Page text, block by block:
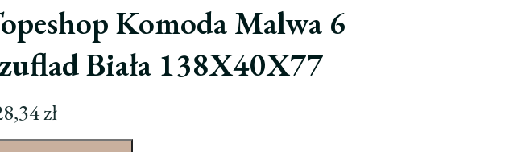
Komoda Malwa 6
Biała 138X40X77
zł